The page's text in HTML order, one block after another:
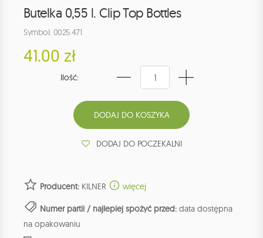
Butelka 0,55 l. Clip Top Bottles
Symbol: 0025.471
41.00 zł
Ilość:
DODAJ DO POCZEKALNI
Producent: KILNER więcej
Numer partii / najlepiej spożyć przed: data dostępna
na opakowaniu